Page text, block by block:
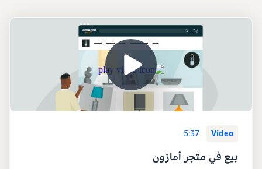
Video
5:37
بيع في متجر أمازون